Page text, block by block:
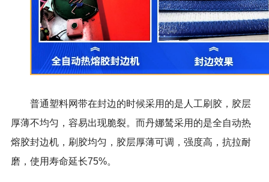
普通塑料网带在封边的时候采用的是人工刷胶，胶层
厚薄不均匀，容易出现脆裂。而丹娜鸶采用的是全自动热
熔胶封边机，刷胶均匀，胶层厚薄可调，强度高，抗拉耐
磨，使用寿命延长75%。